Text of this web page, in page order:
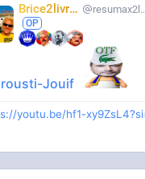
Brice2livres resumax2livres
Jouif
youtu.be/hf1-